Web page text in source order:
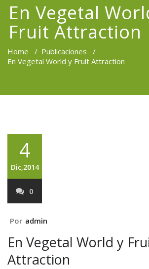
En Vegetal
Fruit Attraction
Home / Publicaciones /
En Vegetal World y Fruit Attraction
4
Dic,2014
0
Por admin
En Vegetal World y
Attraction